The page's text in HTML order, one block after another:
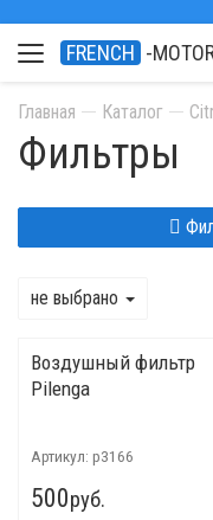
FRENCH -
Главная Каталог
Фильтры
не выбрано
Воздушный фильтр
Pilenga
Артикул: p3166
500руб.